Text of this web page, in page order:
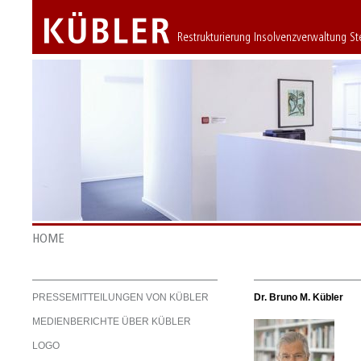
Restrukturierung Insolvenzverwaltung
HOME
PRESSEMITTEILUNGEN VON KÜBLER
MEDIENBERICHTE ÜBER KÜBLER
LOGO
Dr. Bruno M. Kübler